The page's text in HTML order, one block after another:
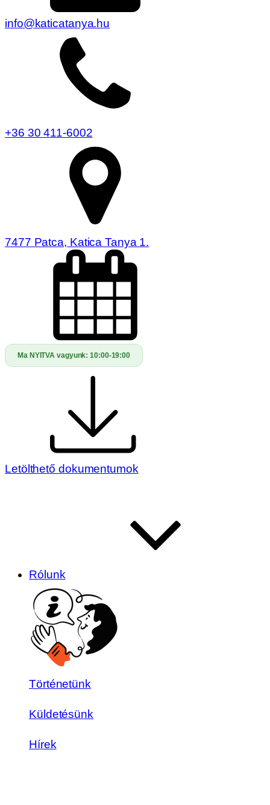
info@katicatanya.hu
+36 30 411-6002
7477 Patca, Katica Tanya 1.
Ma NYITVA vagyunk:10:00-19:00
Letölthető dokumentumok
Rólunk
Történetünk
Küldetésünk
Hírek